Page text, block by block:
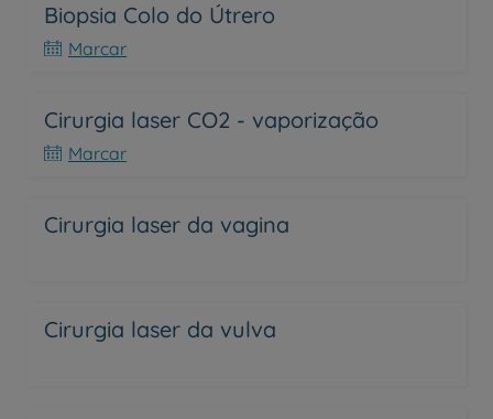
Biopsia Colo do Útrero
Marcar
Cirurgia laser CO2 - vaporização
Marcar
Cirurgia laser da vagina
Cirurgia laser da vulva